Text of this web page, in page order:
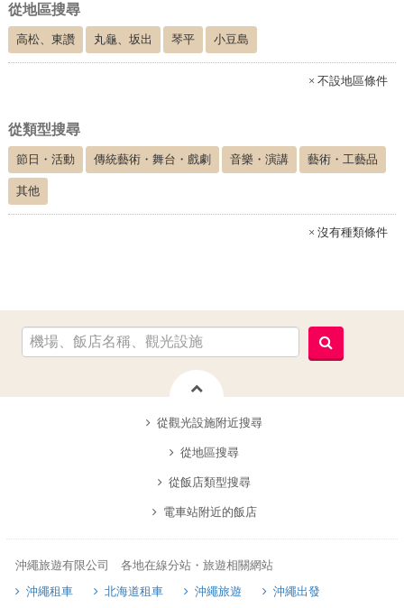
從地區搜尋
高松、東讚 丸龜、坂出 琴平 小豆島
× 不設地區條件
從類型搜尋
節日・活動 傳統藝術・舞台・戲劇 音樂・演講 藝術・工藝品
其他
× 沒有種類條件
從觀光設施附近搜尋
從地區搜尋
從飯店類型搜尋
電車站附近的飯店
沖繩旅遊有限公司 各地在線分站・旅遊相關網站
沖繩租車
北海道租車 沖繩旅遊 沖繩出發